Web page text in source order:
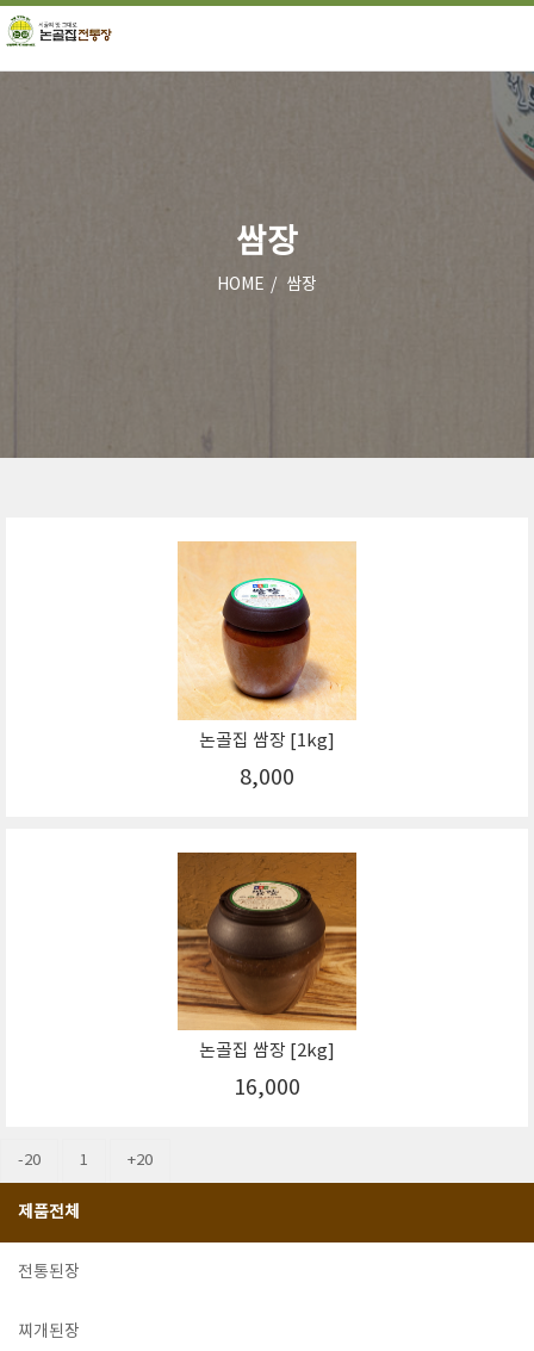
쌈장
HOME 쌈장
논골집 쌈장 [1kg]
8,000
논골집 쌈장 [2kg]
16,000
-20 1 +20
제품전체
전통된장
찌개된장